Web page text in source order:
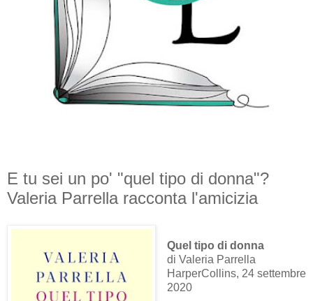
E tu sei un po' "quel tipo di donna"?
Valeria Parrella racconta l'amicizia
Quel tipo di donna
di Valeria Parrella
HarperCollins, 24 settembre
2020